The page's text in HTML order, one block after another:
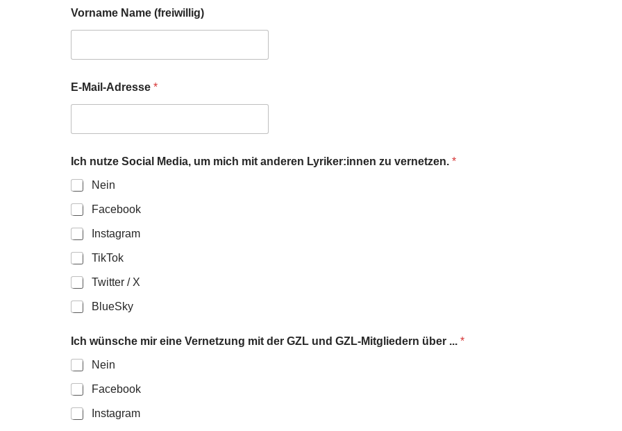
Vorname Name (freiwillig)
E-Mail-Adresse *
Ich nutze Social Media, um mich mit anderen Lyriker:innen zu vernetzen. *
Nein
Facebook
Instagram
TikTok
Twitter / X
BlueSky
Ich wünsche mir eine Vernetzung mit der GZL und GZL-Mitgliedern über ... *
Nein
Facebook
Instagram